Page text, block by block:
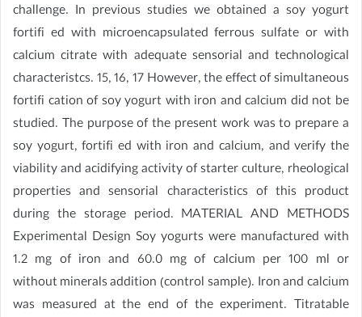
challenge. In previous studies we obtained a soy yogurt
fortifi ed with microencapsulated ferrous sulfate or with
calcium citrate with adequate sensorial and technological
characteristcs. 15, 16, 17 However, the effect of simultaneous
fortifi cation of soy yogurt with iron and calcium did not be
studied. The purpose of the present work was to prepare a
soy yogurt, fortifi ed with iron and calcium, and verify the
viability and acidifying activity of starter culture, rheological
properties and sensorial characteristics of this product
during the storage period. MATERIAL AND METHODS
Experimental Design Soy yogurts were manufactured with
1.2 mg of iron and 60.0 mg of calcium per 100 ml or
without minerals addition (control sample). Iron and calcium
was measured at the end of the experiment. Titratable